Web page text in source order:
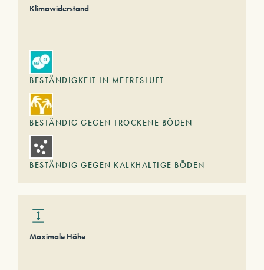
Klimawiderstand
BESTÄNDIGKEIT IN MEERESLUFT
BESTÄNDIG GEGEN TROCKENE BÖDEN
BESTÄNDIG GEGEN KALKHALTIGE BÖDEN
Maximale Höhe